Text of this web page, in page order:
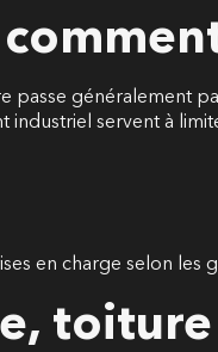
passe généralement
servent à
en charge selon les